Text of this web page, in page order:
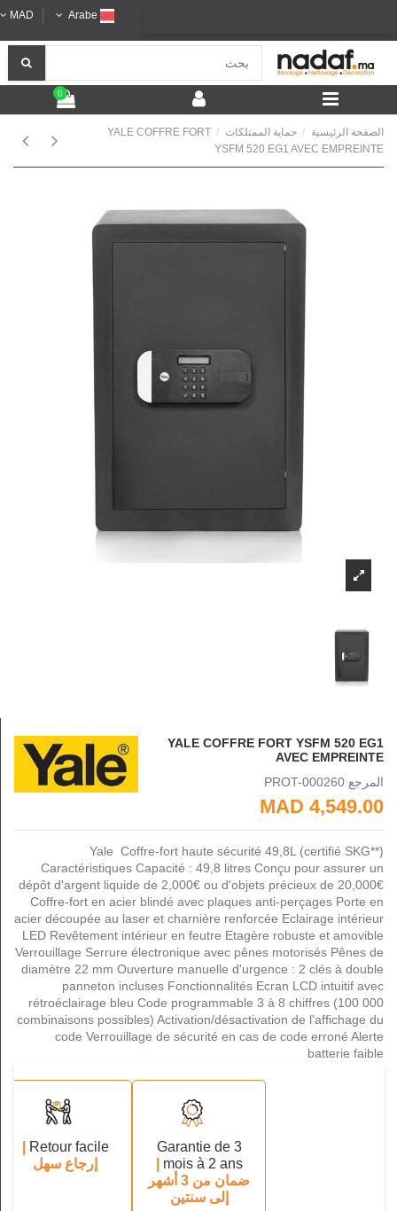
Arabe
MAD
0
الصفحة الرئيسية حماية الممتلكات
YALE COFFRE FORT
YSFM 520 EG1 AVEC EMPREINTE
YALE COFFRE FORT YSFM 520 EG1
AVEC EMPREINTE
المرجع PROT-000260
4,549.00 MAD
Yale Coffre-fort haute sécurité 49,8L (certifié SKG**)
Caractéristiques Capacité : 49,8 litres Conçu pour assurer un
dépôt d'argent liquide de 2,000€ ou d'objets précieux de 20,000€
Coffre-fort en acier blindé avec plaques anti-perçages Porte en
acier découpée au laser et charnière renforcée Eclairage intérieur
LED Revêtement intérieur en feutre Etagère robuste et amovible
Verrouillage Serrure électronique avec pênes motorisés Pênes de
diamètre 22 mm Ouverture manuelle d'urgence : 2 clés à double
panneton incluses Fonctionnalités Ecran LCD intuitif avec
rétroéclairage bleu Code programmable 3 à 8 chiffres (100 000
combinaisons possibles) Activation/désactivation de l'affichage du
code Verrouillage de sécurité en cas de code erroné Alerte
batterie faible
Garantie de 3
mois à 2 ans
ضمان من 3 أشهر
إلى سنتين
Retour facile
إرجاع سهل